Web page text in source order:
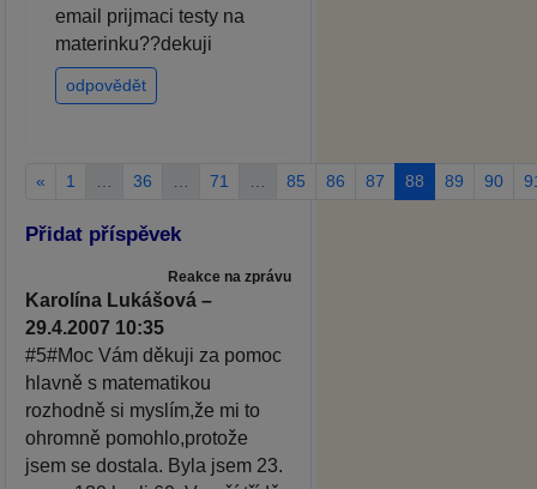
email prijmaci testy na
materinku??dekuji
odpovědět
« 1 36 71 85 86 87 88 89 90
Přidat příspěvek
Reakce na zprávu
Karolína Lukášová –
29.4.2007 10:35
#5#Moc Vám děkuji za pomoc
hlavně s matematikou
rozhodně si myslím,že mi to
ohromně pomohlo,protože
jsem se dostala. Byla jsem 23.